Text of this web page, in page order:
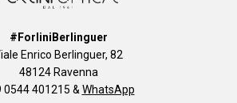
#ForliniBerlinguer
Enrico Berlinguer, 82
48124 Ravenna
0544 401215 & WhatsApp